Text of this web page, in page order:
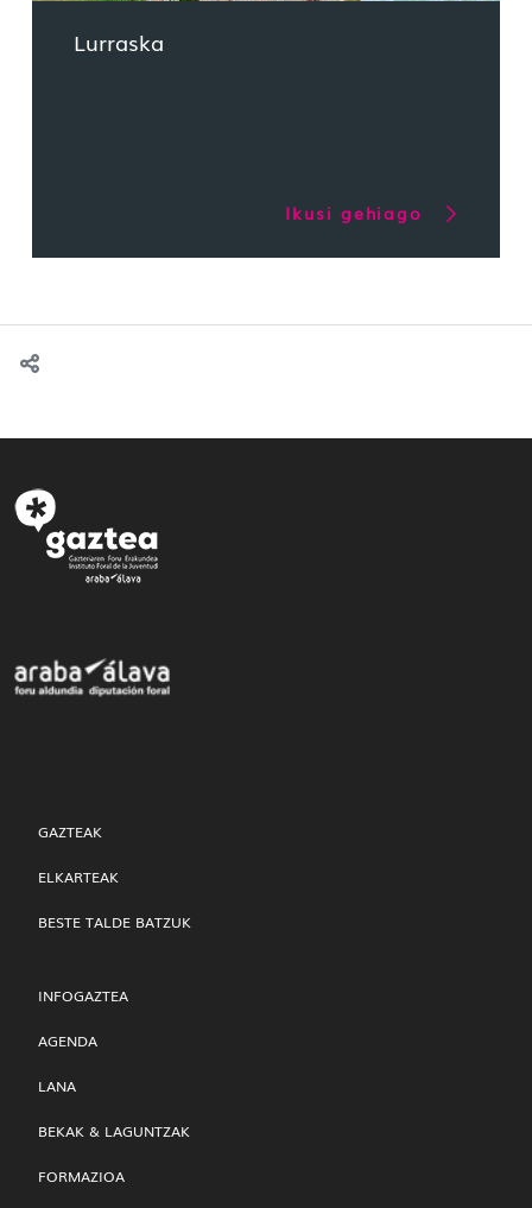
Lurraska
Ikusi gehiago
GAZTEAK
ELKARTEAK
BESTE TALDE BATZUK
INFOGAZTEA
AGENDA
LANA
BEKAK & LAGUNTZAK
FORMAZIOA